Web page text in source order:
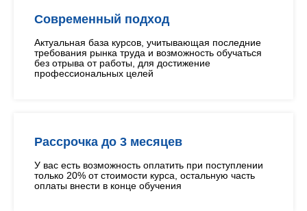
Современный подход
Актуальная база курсов, учитывающая последние
требования рынка труда и возможность обучаться
без отрыва от работы, для достижение
профессиональных целей
Рассрочка до 3 месяцев
У вас есть возможность оплатить при поступлении
только 20% от стоимости курса, остальную часть
оплаты внести в конце обучения